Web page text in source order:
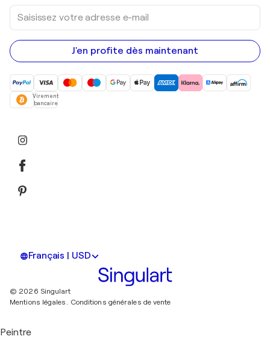
Saisissez
votre
adresse
e-
mail
J'en profite dès maintenant
Virement
bancaire
Français | USD
© 2026 Singulart
Mentions légales. Conditions générales de vente
Peintre